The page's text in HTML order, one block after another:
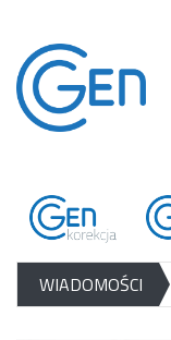
WIADOMOŚCI